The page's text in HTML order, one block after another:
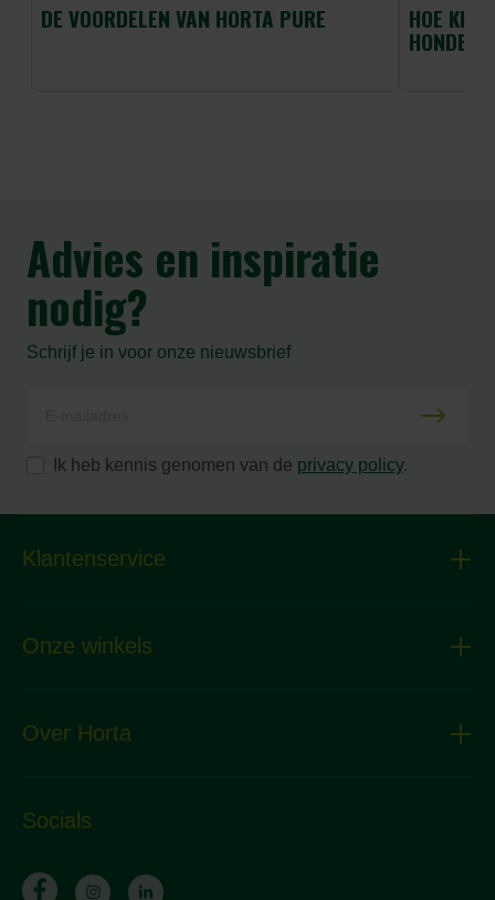
DE VOORDELEN VAN HORTA PURE HOE
Advies en inspiratie
nodig?
Schrijf je in voor onze nieuwsbrief
Ik heb kennis genomen van de privacy policy.
Klantenservice
Onze winkels
Over Horta
Socials